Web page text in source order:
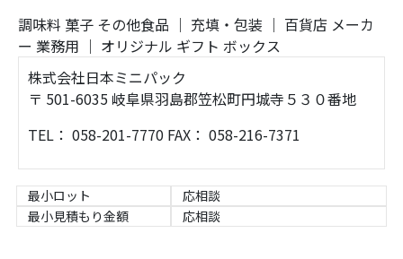
調味料 菓子 その他食品 ｜ 充填・包装 ｜ 百貨店 メーカ
ー 業務用 ｜ オリジナル ギフト ボックス
株式会社日本ミニパック
〒 501-6035 岐阜県羽島郡笠松町円城寺５３０番地
TEL： 058-201-7770 FAX： 058-216-7371
最小ロット
応相談
最小見積もり金額
応相談